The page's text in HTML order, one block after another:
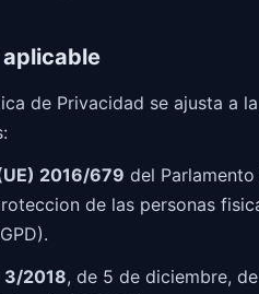
de Privacidad se ajusta a
2016/679 del
de las personas
3/2018, de 5 de diciembre,